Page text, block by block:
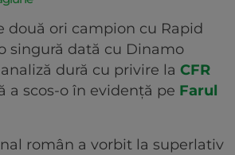
două ori campion cu Rapid
singură dată cu Dinamo
dură cu privire la CFR
a scos-o în evidență pe Farul
român a vorbit la superlativ